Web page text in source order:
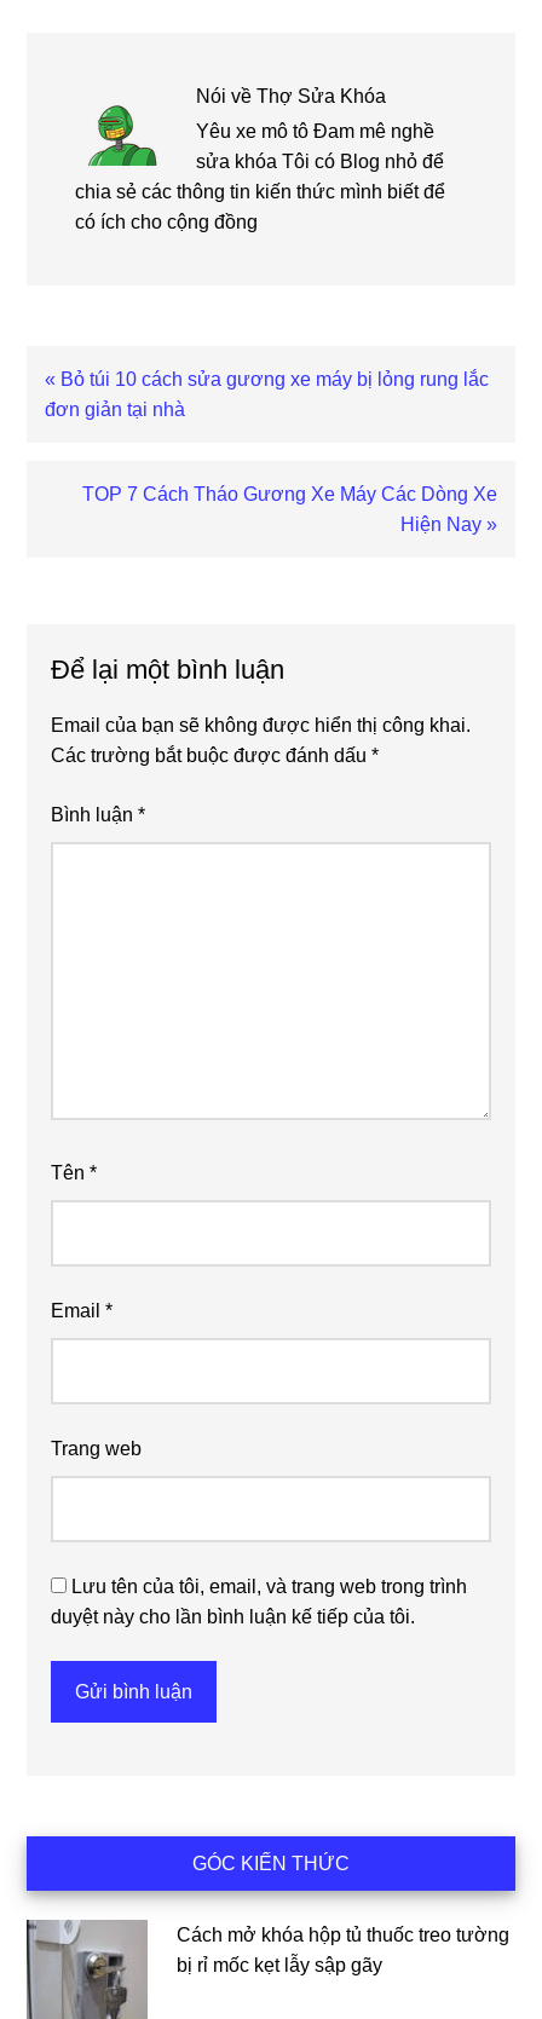
Nói vềThợ Sửa Khóa
Yêu xe mô tô Đam mê nghề
sửa khóa Tôi có Blog nhỏ để
chia sẻ các thông tin kiến thức mình biết để
có ích cho cộng đồng
Bài
viết
« Bỏ túi 10 cách sửa gương xe máy bị lỏng rung lắc
đơn giản tại nhà
Bài
TOP 7 Cách Tháo Gương Xe Máy Các Dòng Xe
Hiện Nay »
Để lại một bình luận
Email của bạn sẽ không được hiển thị công khai.
Các trường bắt buộc được đánh dấu*
Bình luận*
Tên*
Email*
Trang web
Lưu tên của tôi, email, và trang web trong trình
duyệt này cho lần bình luận kế tiếp của tôi.
chính
GÓC KIẾN THỨC
Cách mở khóa hộp tủ thuốc treo tường
bị rỉ mốc kẹt lẫy sập gãy